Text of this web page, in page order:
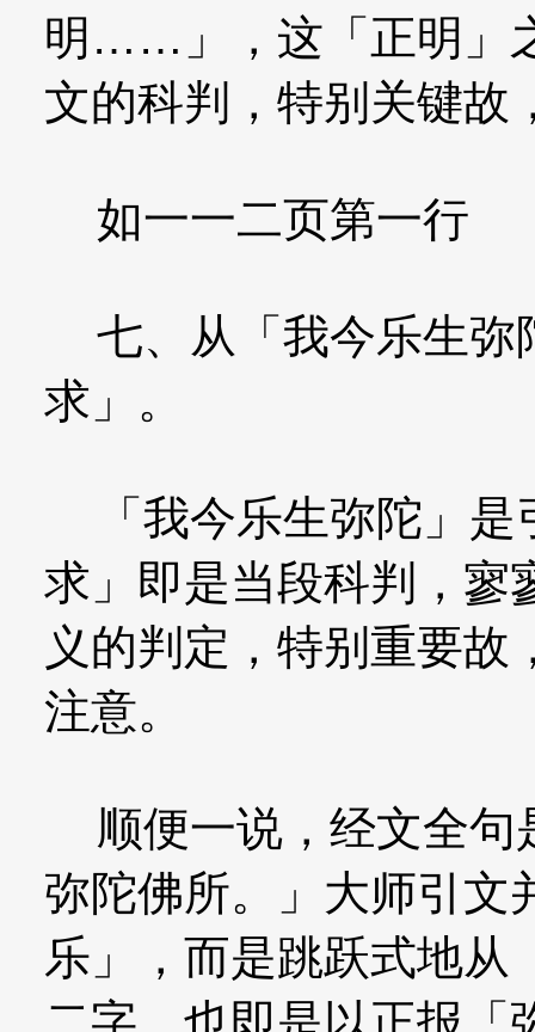
明……」，这「正明」
文的科判，特别关键故
如一一二页第一行
七、从「我今乐生弥
求」。
「我今乐生弥陀」是
求」即是当段科判，寥
义的判定，特别重要
注意。
顺便一说，经文全句
弥陀佛所。」大师引文
乐」，而是跳跃式地从